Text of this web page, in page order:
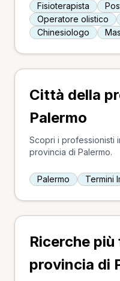
Fisioterapista
Operatore olistico
Chinesiologo
Città della
Palermo
Scopri i professionisti
provincia di Palermo.
Palermo Termini
Ricerche
provincia di